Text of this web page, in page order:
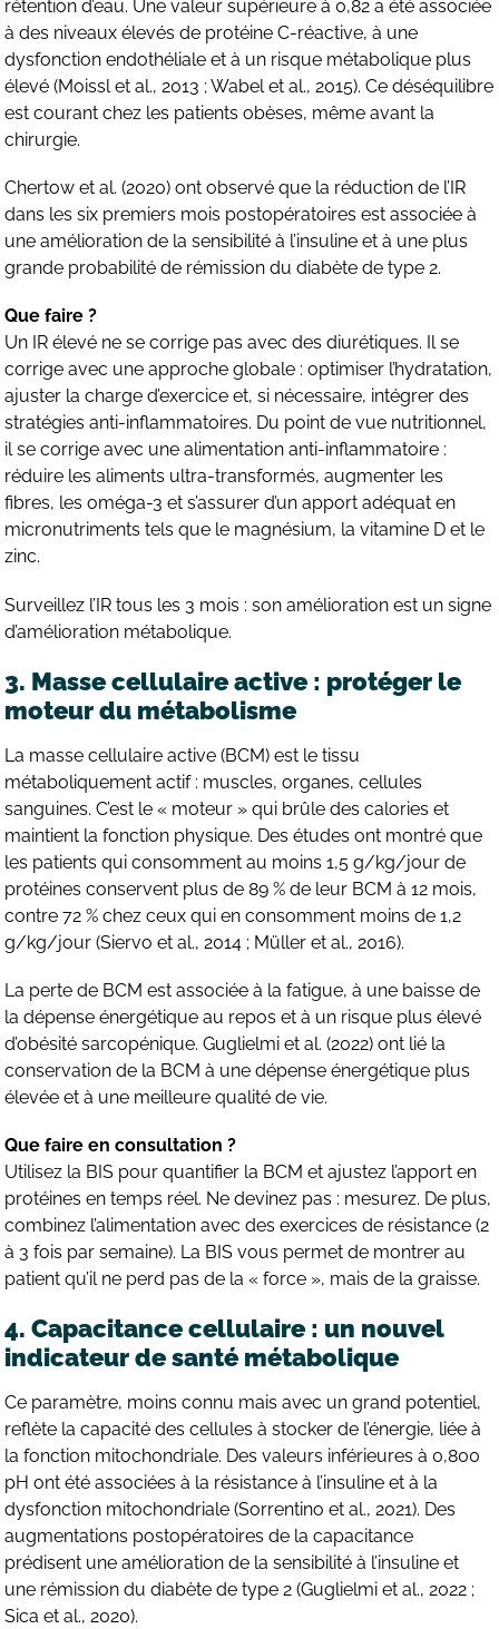
rétention d’eau. Une valeur supérieure à 0,82 a été associée
à des niveaux élevés de protéine C-réactive, à une
dysfonction endothéliale et à un risque métabolique plus
élevé (Moissl et al., 2013 ; Wabel et al., 2015). Ce déséquilibre
est courant chez les patients obèses, même avant la
chirurgie.
Chertow et al. (2020) ont observé que la réduction de l’IR
dans les six premiers mois postopératoires est associée à
une amélioration de la sensibilité à l’insuline et à une plus
grande probabilité de rémission du diabète de type 2.
Que faire ?
Un IR élevé ne se corrige pas avec des diurétiques. Il se
corrige avec une approche globale : optimiser l’hydratation,
ajuster la charge d’exercice et, si nécessaire, intégrer des
stratégies anti-inflammatoires. Du point de vue nutritionnel,
il se corrige avec une alimentation anti-inflammatoire :
réduire les aliments ultra-transformés, augmenter les
fibres, les oméga-3 et s’assurer d’un apport adéquat en
micronutriments tels que le magnésium, la vitamine D et le
zinc.
Surveillez l’IR tous les 3 mois : son amélioration est un signe
d’amélioration métabolique.
3. Masse cellulaire active : protéger le
moteur du métabolisme
La masse cellulaire active (BCM) est le tissu
métaboliquement actif : muscles, organes, cellules
sanguines. C’est le « moteur » qui brûle des calories et
maintient la fonction physique. Des études ont montré que
les patients qui consomment au moins 1,5 g/kg/jour de
protéines conservent plus de 89 % de leur BCM à 12 mois,
contre 72 % chez ceux qui en consomment moins de 1,2
g/kg/jour (Siervo et al., 2014 ; Müller et al., 2016).
La perte de BCM est associée à la fatigue, à une baisse de
la dépense énergétique au repos et à un risque plus élevé
d’obésité sarcopénique. Guglielmi et al. (2022) ont lié la
conservation de la BCM à une dépense énergétique plus
élevée et à une meilleure qualité de vie.
Que faire en consultation ?
Utilisez la BIS pour quantifier la BCM et ajustez l’apport en
protéines en temps réel. Ne devinez pas : mesurez. De plus,
combinez l’alimentation avec des exercices de résistance (2
à 3 fois par semaine). La BIS vous permet de montrer au
patient qu’il ne perd pas de la « force », mais de la graisse.
4. Capacitance cellulaire : un nouvel
indicateur de santé métabolique
Ce paramètre, moins connu mais avec un grand potentiel,
reflète la capacité des cellules à stocker de l’énergie, liée à
la fonction mitochondriale. Des valeurs inférieures à 0,800
pH ont été associées à la résistance à l’insuline et à la
dysfonction mitochondriale (Sorrentino et al., 2021). Des
augmentations postopératoires de la capacitance
prédisent une amélioration de la sensibilité à l’insuline et
une rémission du diabète de type 2 (Guglielmi et al., 2022 ;
Sica et al., 2020).